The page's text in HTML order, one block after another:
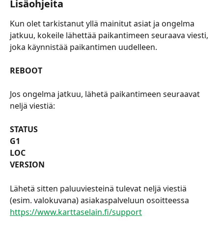
Lisäohjeita
Kun olet tarkistanut yllä mainitut asiat ja ongelma
jatkuu, kokeile lähettää paikantimeen seuraava viesti,
joka käynnistää paikantimen uudelleen.
REBOOT
Jos ongelma jatkuu, lähetä paikantimeen seuraavat
neljä viestiä:
STATUS
G1
LOC
VERSION
Lähetä sitten paluuviesteinä tulevat neljä viestiä
(esim. valokuvana) asiakaspalveluun osoitteessa
https://www.karttaselain.fi/support